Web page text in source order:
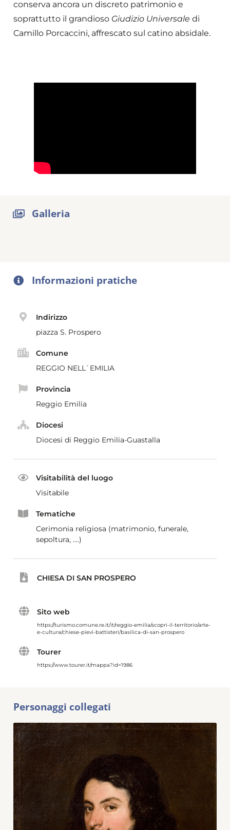
conserva ancora un discreto patrimonio e
soprattutto il grandioso Giudizio Universale di
Camillo Porcaccini, affrescato sul catino absidale.
Galleria
Informazioni pratiche
Indirizzo
piazza S. Prospero
Comune
REGGIO NELL`EMILIA
Provincia
Reggio Emilia
Diocesi
Diocesi di Reggio Emilia-Guastalla
Visitabilità del luogo
Visitabile
Tematiche
Cerimonia religiosa (matrimonio, funerale,
sepoltura, ....)
CHIESA DI SAN PROSPERO
Sito web
https://turismo.comune.re.it/it/reggio-emilia/scopri-il-territorio/arte-
e-cultura/chiese-pievi-battisteri/basilica-di-san-prospero
Tourer
https://www.tourer.it/mappa?id=1986
Personaggi collegati